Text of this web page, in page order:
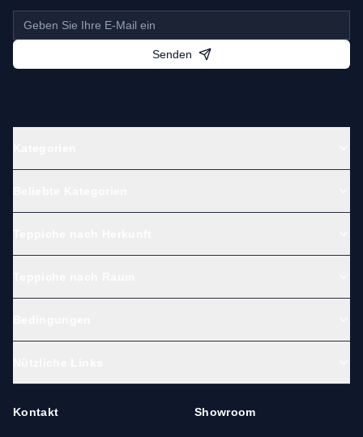
Senden
Kontakt Showroom